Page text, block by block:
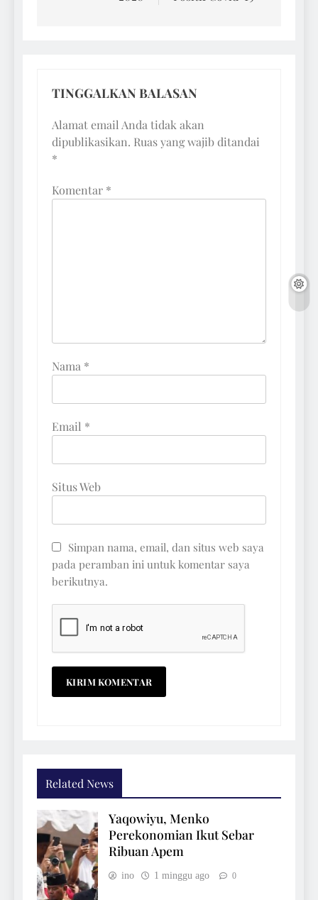
TINGGALKAN BALASAN
Alamat email Anda tidak akan
dipublikasikan. Ruas yang wajib ditandai
*
Komentar *
Nama *
Email *
Situs Web
Simpan nama, email, dan situs web saya
pada peramban ini untuk komentar saya
berikutnya.
Related News
Yaqowiyu, Menko
Perekonomian Ikut Sebar
Ribuan Apem
ino 1 minggu ago 0